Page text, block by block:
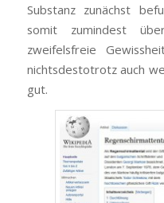
Substanz zunächst
somit zumindest
zweifelsfreie
nichtsdestotrotz auch
gut.